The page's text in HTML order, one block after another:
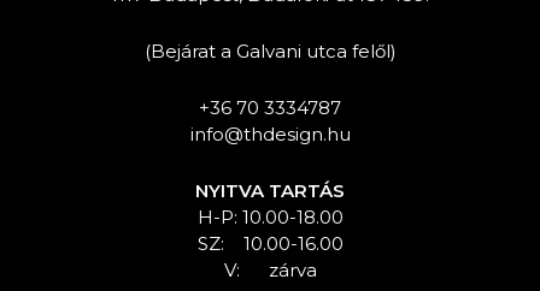
(Bejárat a Galvani utca felől)
+36 70 3334787
info@thdesign.hu
NYITVA TARTÁS
H-P: 10.00-18.00
SZ: 10.00-16.00
V: zárva